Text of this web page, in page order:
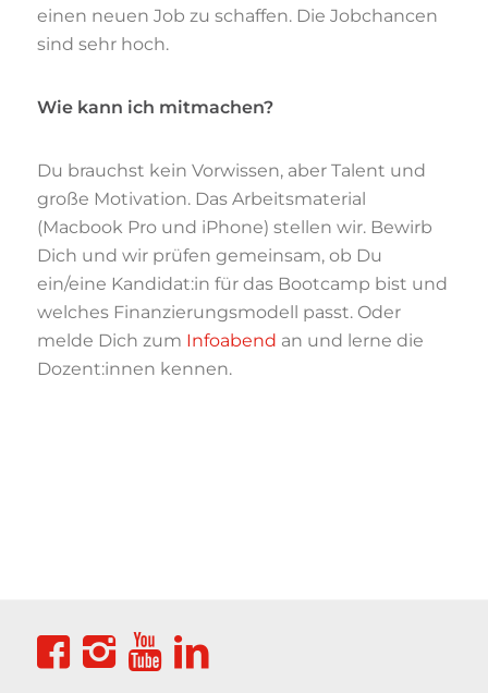
einen neuen Job zu schaffen. Die Jobchancen
sind sehr hoch.
Wie kann ich mitmachen?
Du brauchst kein Vorwissen, aber Talent und
große Motivation. Das Arbeitsmaterial
(Macbook Pro und iPhone) stellen wir. Bewirb
Dich und wir prüfen gemeinsam, ob Du
ein/eine Kandidat:in für das Bootcamp bist und
welches Finanzierungsmodell passt. Oder
melde Dich zum Infoabend an und lerne die
Dozent:innen kennen.